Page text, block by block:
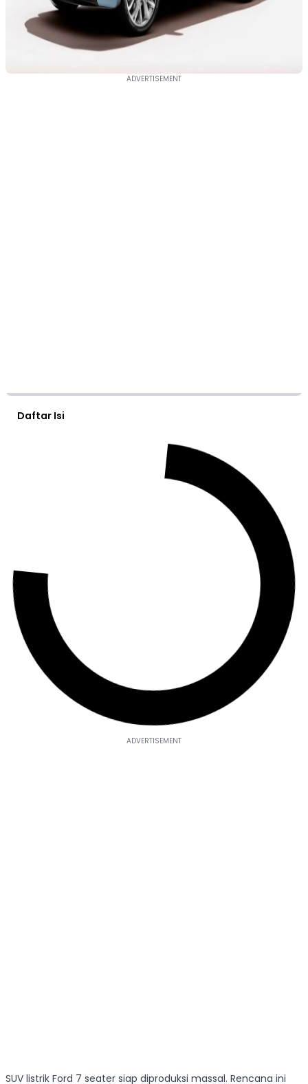
Daftar Isi
SUV listrik Ford 7 seater siap diproduksi massal. Rencana ini